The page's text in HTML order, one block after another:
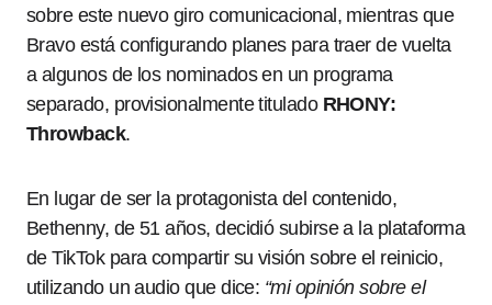
sobre este nuevo giro comunicacional, mientras que
Bravo está configurando planes para traer de vuelta
a algunos de los nominados en un programa
separado, provisionalmente titulado RHONY:
Throwback.
En lugar de ser la protagonista del contenido,
Bethenny, de 51 años, decidió subirse a la plataforma
de TikTok para compartir su visión sobre el reinicio,
utilizando un audio que dice: “mi opinión sobre el